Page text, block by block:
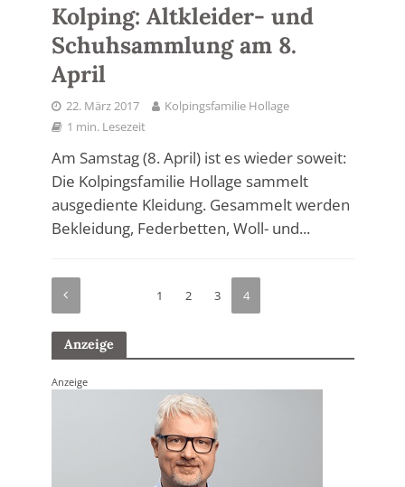
Kolping: Altkleider- und
Schuhsammlung am 8.
April
22. März 2017
Kolpingsfamilie Hollage
1 min. Lesezeit
Am Samstag (8. April) ist es wieder soweit:
Die Kolpingsfamilie Hollage sammelt
ausgediente Kleidung. Gesammelt werden
Bekleidung, Federbetten, Woll- und...
1 2 3 4
Anzeige
Anzeige